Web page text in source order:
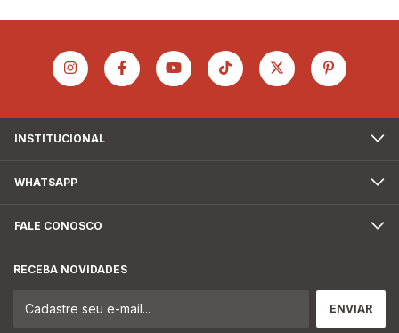
INSTITUCIONAL
WHATSAPP
FALE CONOSCO
RECEBA NOVIDADES